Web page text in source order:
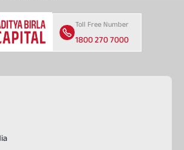
Toll Free Number
1800 270 7000